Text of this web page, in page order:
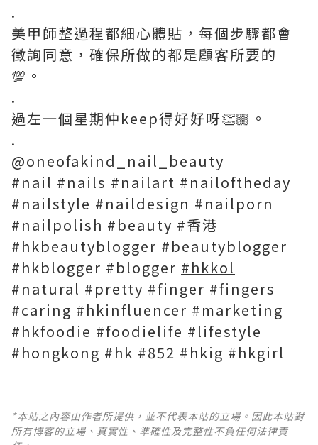
.
美甲師整過程都細心體貼，每個步驟都會
徵詢同意，確保所做的都是顧客所要的
💯。
.
過左一個星期仲keep得好好呀👏🏼。
.
@oneofakind_nail_beauty
#nail #nails #nailart #nailoftheday
#nailstyle #naildesign #nailporn
#nailpolish #beauty #香港
#hkbeautyblogger #beautyblogger
#hkblogger #blogger #hkkol
#natural #pretty #finger #fingers
#caring #hkinfluencer #marketing
#hkfoodie #foodielife #lifestyle
#hongkong #hk #852 #hkig #hkgirl
*本站之內容由作者所提供，並不代表本站的立場。因此本站對
所有博客的立場、真實性、準確性及完整性不負任何法律責